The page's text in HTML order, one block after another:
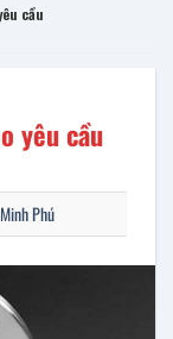
cầu
yêu cầu
Phú